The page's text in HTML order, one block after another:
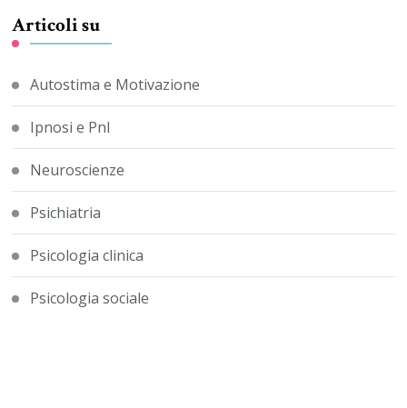
Articoli su
Autostima e Motivazione
Ipnosi e Pnl
Neuroscienze
Psichiatria
Psicologia clinica
Psicologia sociale